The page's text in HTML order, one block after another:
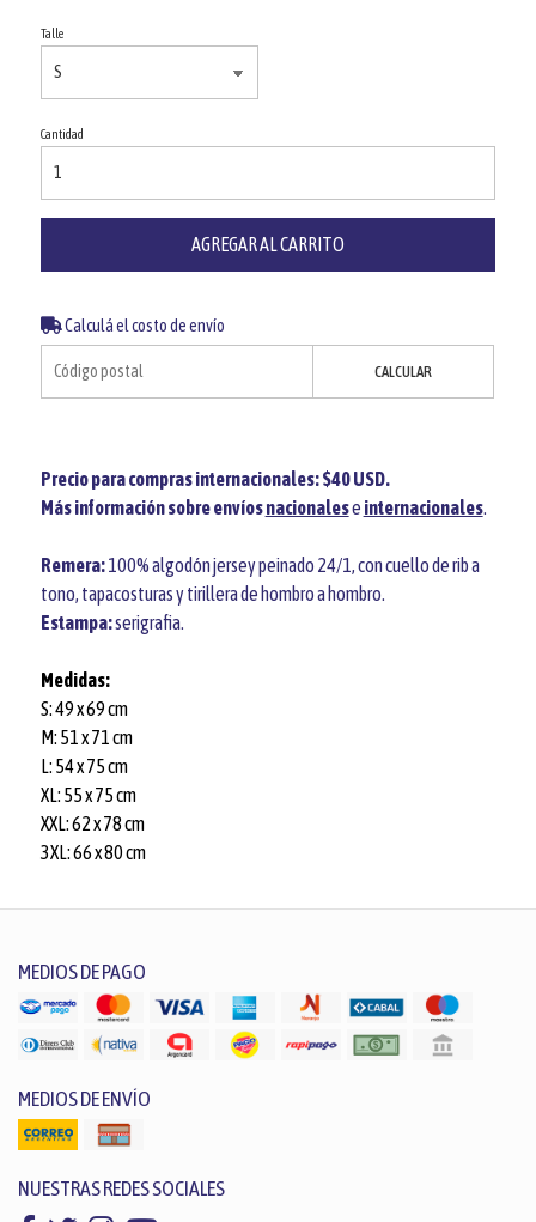
Talle
Cantidad
AGREGAR AL CARRITO
Calculá el costo de envío
CALCULAR
Precio para compras internacionales: $40 USD.
Más información sobre envíosnacionalese internacionales.
Remera:100% algodón jersey peinado 24/1, con cuello de rib a
tono, tapacosturas y tirillera de hombro a hombro.
Estampa:serigrafia.
Medidas:
S: 49 x 69 cm
M: 51 x 71 cm
L: 54 x 75 cm
XL: 55 x 75 cm
XXL: 62 x 78 cm
3XL: 66 x 80 cm
MEDIOS DE PAGO
MEDIOS DE ENVÍO
NUESTRAS REDES SOCIALES